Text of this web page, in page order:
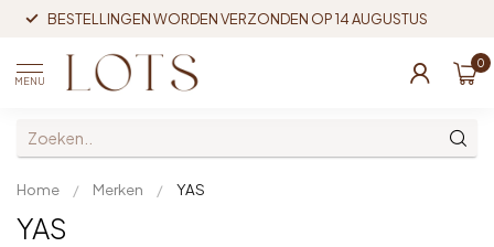
BESTELLINGEN WORDEN VERZONDEN OP 14 AUGUSTUS
MENU
0
Home / Merken / YAS
YAS